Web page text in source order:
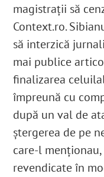
magistrații să
Context.ro.
să interzică
mai publice
finalizarea
împreună cu
după un val de
ștergerea de pe
care-l
revendicate în